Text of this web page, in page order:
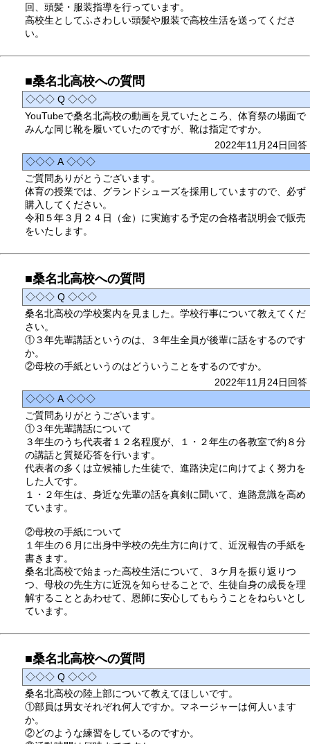
回、頭髪・服装指導を行っています。
高校生としてふさわしい頭髪や服装で高校生活を送ってくださ
い。
■桑名北高校への質問
◇◇◇ Q ◇◇◇
YouTubeで桑名北高校の動画を見ていたところ、体育祭の場面で
みんな同じ靴を履いていたのですが、靴は指定ですか。
2022年11月24日回答
◇◇◇ A ◇◇◇
ご質問ありがとうございます。
体育の授業では、グランドシューズを採用していますので、必ず
購入してください。
令和５年３月２４日（金）に実施する予定の合格者説明会で販売
をいたします。
■桑名北高校への質問
◇◇◇ Q ◇◇◇
桑名北高校の学校案内を見ました。学校行事について教えてくだ
さい。
①３年先輩講話というのは、３年生全員が後輩に話をするのです
か。
②母校の手紙というのはどういうことをするのですか。
2022年11月24日回答
◇◇◇ A ◇◇◇
ご質問ありがとうございます。
①３年先輩講話について
３年生のうち代表者１２名程度が、１・２年生の各教室で約８分
の講話と質疑応答を行います。
代表者の多くは立候補した生徒で、進路決定に向けてよく努力を
した人です。
１・２年生は、身近な先輩の話を真剣に聞いて、進路意識を高め
ています。
②母校の手紙について
１年生の６月に出身中学校の先生方に向けて、近況報告の手紙を
書きます。
桑名北高校で始まった高校生活について、３ケ月を振り返りつ
つ、母校の先生方に近況を知らせることで、生徒自身の成長を理
解することとあわせて、恩師に安心してもらうことをねらいとし
ています。
■桑名北高校への質問
◇◇◇ Q ◇◇◇
桑名北高校の陸上部について教えてほしいです。
①部員は男女それぞれ何人ですか。マネージャーは何人います
か。
②どのような練習をしているのですか。